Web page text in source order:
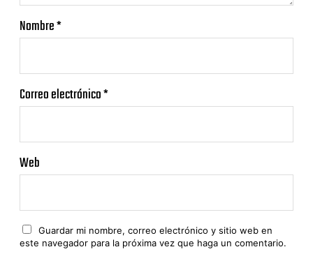
Nombre*
Correo electrónico*
Web
Guardar mi nombre, correo electrónico y sitio web en
este navegador para la próxima vez que haga un comentario.